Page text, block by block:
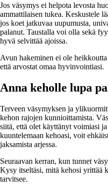
Jos väsymys ei helpota levosta
ammattilaisen tukea. Keskustele
jos koet jatkuvaa uupumusta,
palanut. Taustalla voi olla sekä
hyvä selvittää ajoissa.
Avun hakeminen ei ole
että arvostat omaa hyvinvointiasi.
Anna keholle lupa
Terveen väsymyksen ja
kehon rajojen kunnioittamista.
siitä, että olet käyttänyt voimiasi
kuuntelemaan kehoasi, voit
jaksamista arjessa.
Seuraavan kerran, kun tunnet
Kysy itseltäsi, mitä kehosi yrittää
tarvitsee.